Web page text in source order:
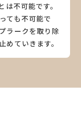
不可能です。
ても不可能で
ラークを取り除
めていきます。